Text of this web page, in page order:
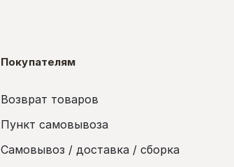
Покупателям
Возврат товаров
Пункт самовывоза
Самовывоз / доставка / сборка